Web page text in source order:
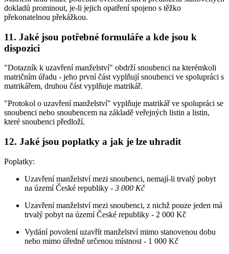
dokladů prominout, je-li jejich opatření spojeno s těžko
překonatelnou překážkou.
11. Jaké jsou potřebné formuláře a kde jsou k
dispozici
"Dotazník k uzavření manželství" obdrží snoubenci na kterémkoli
matričním úřadu - jeho první část vyplňují snoubenci ve spolupráci s
matrikářem, druhou část vyplňuje matrikář.
"Protokol o uzavření manželství" vyplňuje matrikář ve spolupráci se
snoubenci nebo snoubencem na základě veřejných listin a listin,
které snoubenci předloží.
12. Jaké jsou poplatky a jak je lze uhradit
Poplatky:
Uzavření manželství mezi snoubenci, nemají-li trvalý pobyt
na území České republiky - 3 000 Kč
Uzavření manželství mezi snoubenci, z nichž pouze jeden má
trvalý pobyt na území České republiky - 2 000 Kč
Vydání povolení uzavřít manželství mimo stanovenou dobu
nebo mimo úředně určenou místnost - 1 000 Kč